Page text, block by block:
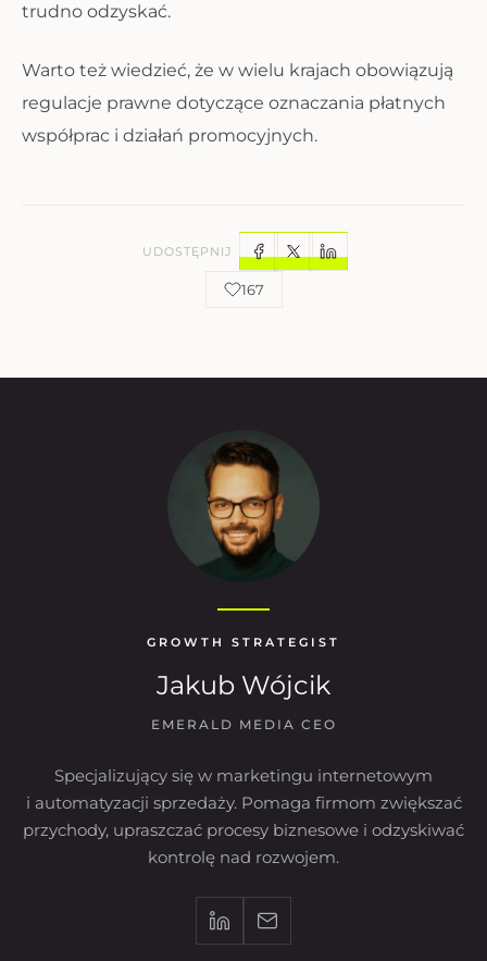
trudno odzyskać.
Warto też wiedzieć, że w wielu krajach obowiązują
regulacje prawne dotyczące oznaczania płatnych
współprac i działań promocyjnych.
UDOSTĘPNIJ
167
GROWTH STRATEGIST
Jakub Wójcik
EMERALD MEDIA CEO
Specjalizujący się w marketingu internetowym
i automatyzacji sprzedaży. Pomaga firmom zwiększać
przychody, upraszczać procesy biznesowe i odzyskiwać
kontrolę nad rozwojem.